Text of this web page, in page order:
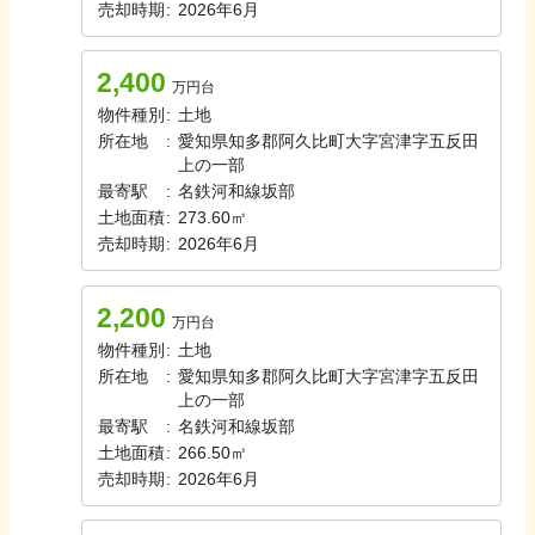
売却時期 : 2026年6月
2,400 万円台
物件種別 : 土地
所在地
: 愛知県知多郡阿久比町大字宮津字五反田
上の一部
最寄駅
: 名鉄河和線坂部
土地面積: 273.60㎡
売却時期 : 2026年6月
2,200 万円台
物件種別 : 土地
所在地
: 愛知県知多郡阿久比町大字宮津字五反田
上の一部
最寄駅
: 名鉄河和線坂部
土地面積: 266.50㎡
売却時期 : 2026年6月